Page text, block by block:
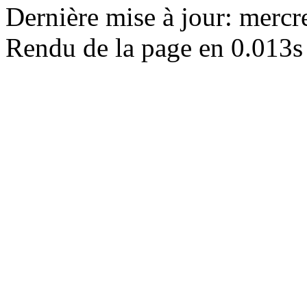
Dernière mise à jour:
Rendu de la page en 0.013s